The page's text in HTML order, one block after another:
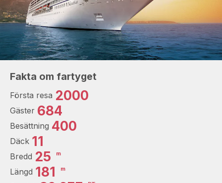
Fakta om fartyget
Första resa 2000
Gäster 684
Besättning 400
Däck 11
Bredd 25 m
Längd 181 m